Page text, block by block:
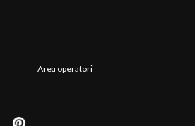
Area operatori